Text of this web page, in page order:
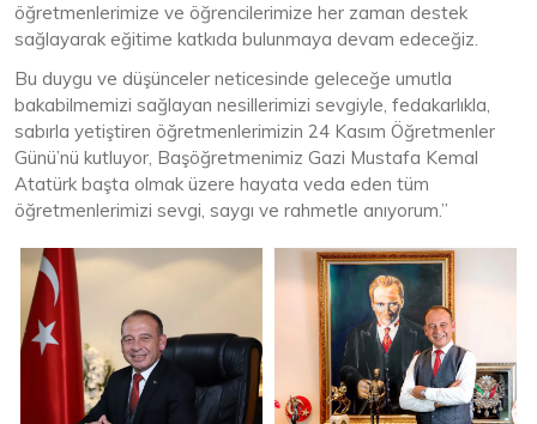
öğretmenlerimize ve öğrencilerimize her zaman destek
sağlayarak eğitime katkıda bulunmaya devam edeceğiz.
Bu duygu ve düşünceler neticesinde geleceğe umutla
bakabilmemizi sağlayan nesillerimizi sevgiyle, fedakarlıkla,
sabırla yetiştiren öğretmenlerimizin 24 Kasım Öğretmenler
Günü’nü kutluyor, Başöğretmenimiz Gazi Mustafa Kemal
Atatürk başta olmak üzere hayata veda eden tüm
öğretmenlerimizi sevgi, saygı ve rahmetle anıyorum.”